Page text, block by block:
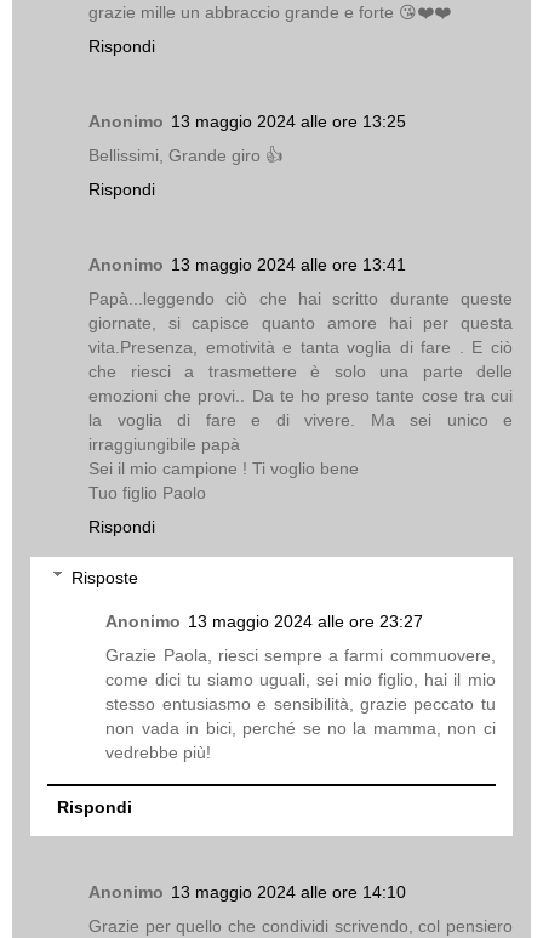
grazie mille un abbraccio grande e forte 😘❤️❤️
Rispondi
Anonimo 13 maggio 2024 alle ore 13:25
Bellissimi, Grande giro 👍
Rispondi
Anonimo 13 maggio 2024 alle ore 13:41
Papà...leggendo ciò che hai scritto durante queste
giornate, si capisce quanto amore hai per questa
vita.Presenza, emotività e tanta voglia di fare . E ciò
che riesci a trasmettere è solo una parte delle
emozioni che provi.. Da te ho preso tante cose tra cui
la voglia di fare e di vivere. Ma sei unico e
irraggiungibile papà
Sei il mio campione ! Ti voglio bene
Tuo figlio Paolo
Rispondi
Risposte
Anonimo 13 maggio 2024 alle ore 23:27
Grazie Paola, riesci sempre a farmi commuovere,
come dici tu siamo uguali, sei mio figlio, hai il mio
stesso entusiasmo e sensibilità, grazie peccato tu
non vada in bici, perché se no la mamma, non ci
vedrebbe più!
Rispondi
Anonimo 13 maggio 2024 alle ore 14:10
Grazie per quello che condividi scrivendo, col pensiero